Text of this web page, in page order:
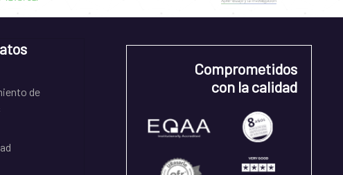
de
Comprometidos
con la calidad